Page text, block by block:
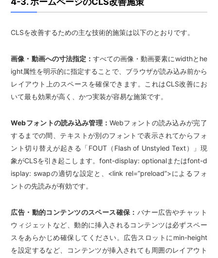
CLSを改善するための主な技術的施策は以下のとおりです。
画像・動画への寸法指定： すべての画像・動画要素にwidthとhe
ight属性を明示的に指定することで、ブラウザが読み込み前から
レイアウト上のスペースを確保できます。これはCLS改善にお
いて最も効果が高く、かつ実装が容易な施策です。
Webフォントの読み込み管理：Webフォントの読み込みが完了
するまでの間、テキストが別のフォントで表示されてからフォ
ント切り替えが起きる「FOUT（Flash of Unstyled Text）」現
象がCLSを引き起こします。font-display: optionalまたはfont-d
isplay: swapの適切な設定と、<link rel=”preload”>によるフォ
ントの先読みが有効です。
広告・動的コンテンツのスペース確保： バナー広告やチャット
ウィジェットなど、動的に挿入されるコンテンツは必ずスペー
スをあらかじめ確保してください。広告スロットにmin-height
を設定するなど、コンテンツが挿入されても周囲のレイアウト